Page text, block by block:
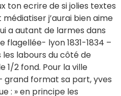
ton ecrire de si jolies textes
j’aurai bien aime
a autant de larmes dans
flagellée- lyon 1831-1834 –
labours du côté de
1/2 fond. Pour la ville
grand format sa part, yves
: » en principe les